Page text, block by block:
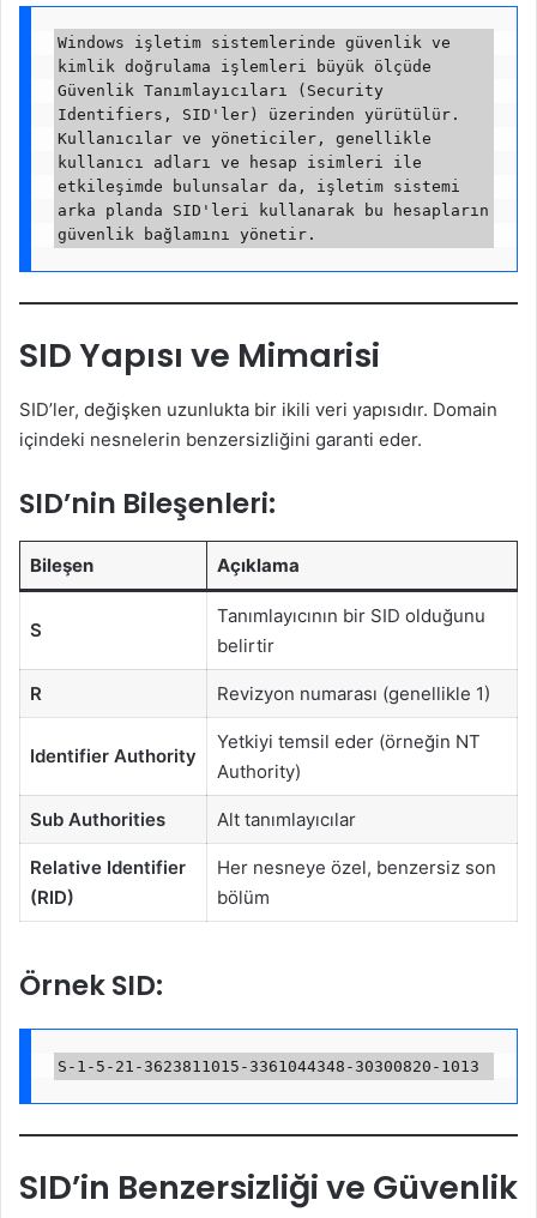
Windows işletim sistemlerinde güvenlik ve
kimlik doğrulama işlemleri büyük ölçüde
Güvenlik Tanımlayıcıları (Security
Identifiers, SID'ler) üzerinden yürütülür.
Kullanıcılar ve yöneticiler, genellikle
kullanıcı adları ve hesap isimleri ile
etkileşimde bulunsalar da, işletim sistemi
arka planda SID'leri kullanarak bu hesapların
SID Yapısı ve Mimarisi
SID’ler, değişken uzunlukta bir ikili veri yapısıdır. Domain
içindeki nesnelerin benzersizliğini garanti eder.
SID’nin Bileşenleri:
Bileşen Açıklama
S
Tanımlayıcının bir SID olduğunu
belirtir
R Revizyon numarası (genellikle 1)
Identifier Authority
Yetkiyi temsil eder (örneğin NT
Authority)
Sub Authorities Alt tanımlayıcılar
Relative Identifier
(RID)
Her nesneye özel, benzersiz son
bölüm
Örnek SID:
SID’in Benzersizliği ve Güvenlik